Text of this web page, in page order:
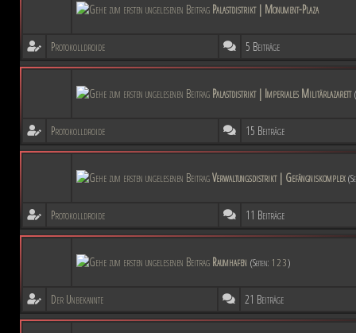
Palastdistrikt | Monument-Plaza
Protokolldroide 5 Beiträge
Palastdistrikt | Imperiales Militärlazarett
Protokolldroide 15 Beiträge
Verwaltungsdistrikt | Gefängniskomplex
Protokolldroide 11 Beiträge
Raumhafen (Seiten: 123)
Der Unbekannte 21 Beiträge